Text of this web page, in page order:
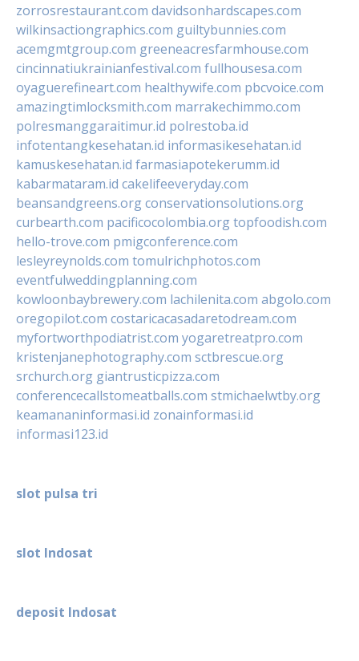
zorrosrestaurant.com davidsonhardscapes.com
wilkinsactiongraphics.com guiltybunnies.com
acemgmtgroup.com greeneacresfarmhouse.com
cincinnatiukrainianfestival.com fullhousesa.com
oyaguerefineart.com healthywife.com pbcvoice.com
amazingtimlocksmith.com marrakechimmo.com
polresmanggaraitimur.id polrestoba.id
infotentangkesehatan.id informasikesehatan.id
kamuskesehatan.id farmasiapotekerumm.id
kabarmataram.id cakelifeeveryday.com
beansandgreens.orgconservationsolutions.org
curbearth.com pacificocolombia.orgtopfoodish.com
hello-trove.com pmigconference.com
lesleyreynolds.com tomulrichphotos.com
eventfulweddingplanning.com
kowloonbaybrewery.com lachilenita.com abgolo.com
oregopilot.com costaricacasadaretodream.com
myfortworthpodiatrist.com yogaretreatpro.com
kristenjanephotography.com sctbrescue.org
srchurch.org giantrusticpizza.com
conferencecallstomeatballs.com stmichaelwtby.org
keamananinformasi.id zonainformasi.id
informasi123.id
slot pulsa tri
slot Indosat
deposit Indosat